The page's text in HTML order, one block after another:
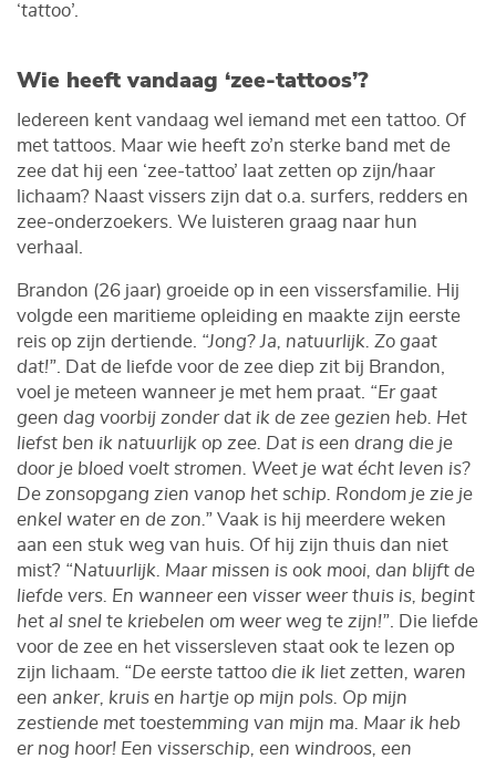
‘tattoo’.
Wie heeft vandaag ‘zee-tattoos’?
Iedereen kent vandaag wel iemand met een tattoo. Of
met tattoos. Maar wie heeft zo’n sterke band met de
zee dat hij een ‘zee-tattoo’ laat zetten op zijn/haar
lichaam? Naast vissers zijn dat o.a. surfers, redders en
zee-onderzoekers. We luisteren graag naar hun
verhaal.
Brandon (26 jaar) groeide op in een vissersfamilie. Hij
volgde een maritieme opleiding en maakte zijn eerste
reis op zijn dertiende. “Jong? Ja, natuurlijk. Zo gaat
dat!” . Dat de liefde voor de zee diep zit bij Brandon,
voel je meteen wanneer je met hem praat. “Er gaat
geen dag voorbij zonder dat ik de zee gezien heb. Het
liefst ben ik natuurlijk op zee. Dat is een drang die je
door je bloed voelt stromen. Weet je wat écht leven is?
De zonsopgang zien vanop het schip. Rondom je zie je
enkel water en de zon.” Vaak is hij meerdere weken
aan een stuk weg van huis. Of hij zijn thuis dan niet
mist? “Natuurlijk. Maar missen is ook mooi, dan blijft de
liefde vers. En wanneer een visser weer thuis is, begint
het al snel te kriebelen om weer weg te zijn!” . Die liefde
voor de zee en het vissersleven staat ook te lezen op
zijn lichaam. “De eerste tattoo die ik liet zetten, waren
een anker, kruis en hartje op mijn pols. Op mijn
zestiende met toestemming van mijn ma. Maar ik heb
er nog hoor! Een visserschip, een windroos, een